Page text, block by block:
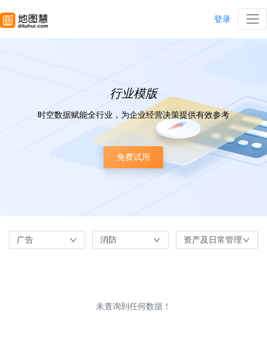
登录
行业模版
时空数据赋能全行业，为企业经营决策提供有效参考
免费试用
广告 消防 资产及日常管理
未查询到任何数据！